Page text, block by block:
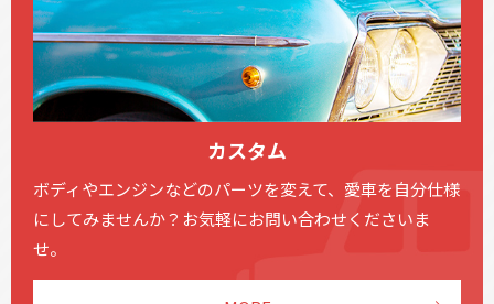
カスタム
ボディやエンジンなどのパーツを変えて、愛車を自分仕様
にしてみませんか？お気軽にお問い合わせくださいま
せ。